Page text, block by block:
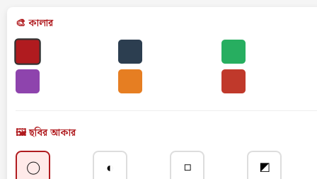
🎨 কালার
🖼️ ছবির আকার
◯ ◐ ◻ ◩